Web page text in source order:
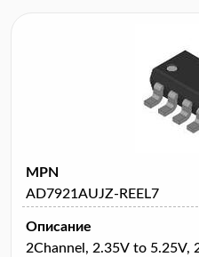
MPN
AD7921AUJZ-REEL7
Описание
2Channel, 2.35V to 5.25V,